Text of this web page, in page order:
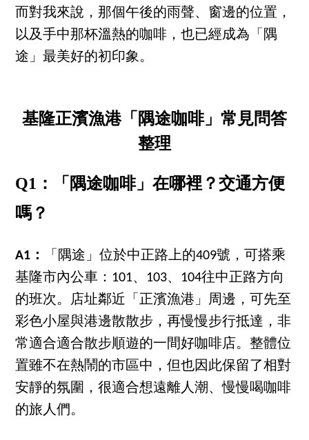
而對我來說，那個午後的雨聲、窗邊的位置，
以及手中那杯溫熱的咖啡，也已經成為「隅
途」最美好的初印象。
基隆正濱漁港「隅途咖啡」常見問答
整理
Q1：「隅途咖啡」在哪裡？交通方便
嗎？
A1：
「隅途」位於中正路上的409號，可搭乘
基隆市內公車：101、103、104往中正路方向
的班次。店址鄰近「正濱漁港」周邊，可先至
彩色小屋與港邊散散步，再慢慢步行抵達，非
常適合適合散步順遊的一間好咖啡店。整體位
置雖不在熱鬧的市區中，但也因此保留了相對
安靜的氛圍，很適合想遠離人潮、慢慢喝咖啡
的旅人們。